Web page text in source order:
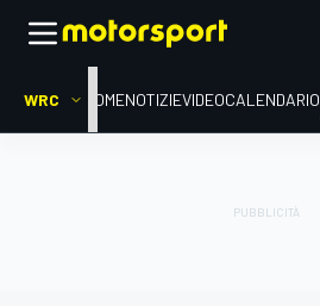
WRC HOMENOTIZIEVIDEOCALENDARIO